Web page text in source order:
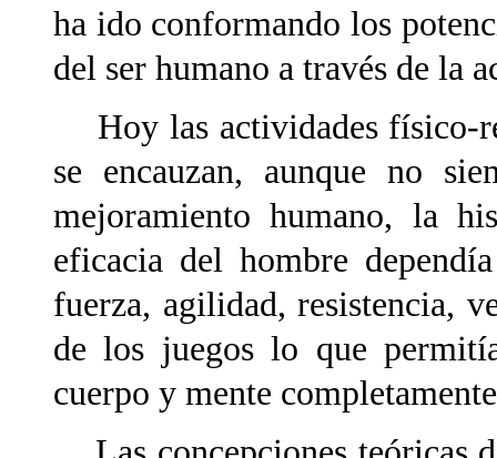
ha ido conformando los
del ser humano a través de la
Hoy las actividades físico-
se encauzan, aunque no
mejoramiento humano, la
eficacia del hombre
fuerza, agilidad, resistencia,
de los juegos lo que
cuerpo y mente